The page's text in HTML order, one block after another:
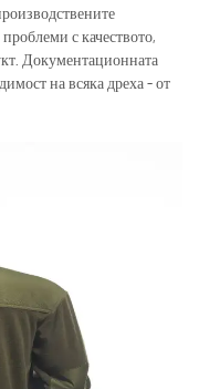
с качеството,
Документационната
на всяка дреха – от